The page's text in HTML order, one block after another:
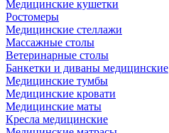
Медицинские кушетки
Ростомеры
Медицинские стеллажи
Массажные столы
Ветеринарные столы
Банкетки и диваны медицинские
Медицинские тумбы
Медицинские кровати
Медицинские маты
Кресла медицинские